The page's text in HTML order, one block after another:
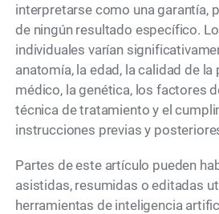
interpretarse como una garantía,
de ningún resultado específico.
individuales varían
anatomía, la edad, la calidad de la
médico, la genética, los factores
técnica de tratamiento y el
instrucciones previas y
Partes de este artículo pueden
asistidas, resumidas o editadas
herramientas de inteligencia